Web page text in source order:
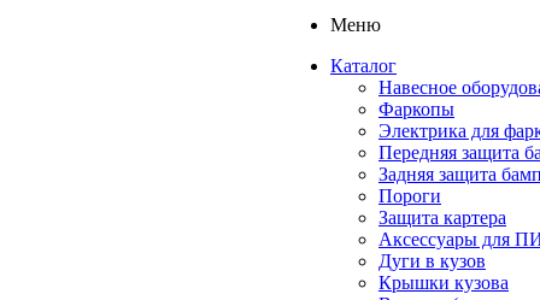
Меню
Каталог
Навесное
Фаркопы
Электрика для
Передняя защита
Задняя защита
Пороги
Защита картера
Аксессуары для
Дуги в кузов
Крышки кузова